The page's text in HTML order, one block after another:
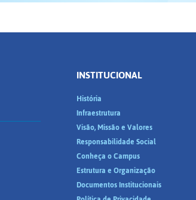
INSTITUCIONAL
História
Infraestrutura
Visão, Missão e Valores
Responsabilidade Social
Conheça o Campus
Estrutura e Organização
Documentos Institucionais